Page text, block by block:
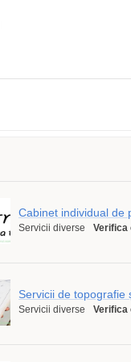
Cabinet individual de
Servicii diverse Verifica
Servicii de topografie
Servicii diverse Verifica